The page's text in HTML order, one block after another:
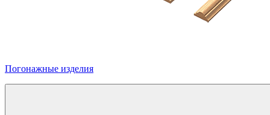
Погонажные изделия